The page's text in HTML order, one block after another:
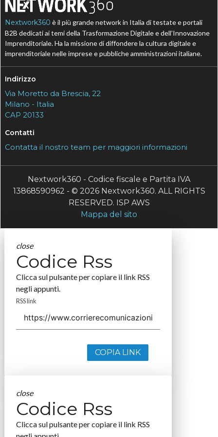
Nextwork360 è il più grande network in Italia di testate e portali
B2B dedicati ai temi della Trasformazione Digitale e dell’Innovazione
Imprenditoriale. Ha la missione di diffondere la cultura digitale e
imprenditoriale nelle imprese e pubbliche amministrazioni italiane.
Indirizzo
Via Moretto da Brescia, 22
Milano - Italia
CAP 20133
Contatti
Contatta il nostro team per maggiori informazioni
Nextwork360 - Codice fiscale e Partita IVA
13868590962 - © 2026 Nextwork360. ALL RIGHTS
RESERVED. ISP AWS
Mappa del sito
close
Codice Rss
Clicca sul pulsante per copiare il link RSS
negli appunti.
RSS link
COPIA LINK
close
Codice Rss
Clicca sul pulsante per copiare il link RSS